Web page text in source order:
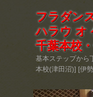
フラダン
ハラウ オ
千葉本校
基本ステップから
本校(津田沼)] [伊